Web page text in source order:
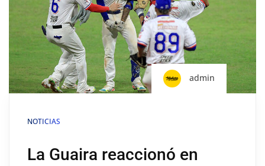
admin
NOTICIAS
La Guaira reaccionó en